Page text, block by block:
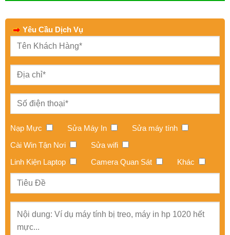
Yêu Cầu Dịch Vụ
Nạp Mực Sửa Máy In
Sửa máy tính
Cài Win Tận Nơi
Sửa wifi
Linh Kiện Laptop
Camera Quan Sát Khác